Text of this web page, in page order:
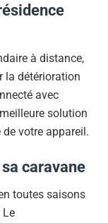
à distance,
la détérioration
avec
solution
votre appareil.
caravane
toutes saisons
Le